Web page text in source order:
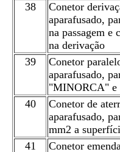
38
Conetor
aparafusado,
na passagem
na derivação
39
Conetor
aparafusado,
"MINORCA" e
40
Conetor de
aparafusado,
mm2 a
41
Conetor